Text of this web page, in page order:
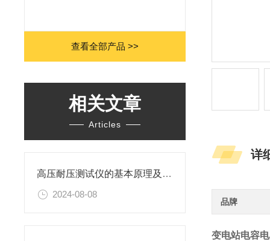
查看全部产品 >>
相关文章
Articles
高压耐压测试仪的基本原理及操作步骤
2024-08-08
详
品牌
变电站电容